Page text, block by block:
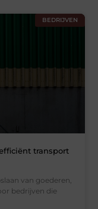
BEDRIJVEN
transport
van goederen,
bedrijven die